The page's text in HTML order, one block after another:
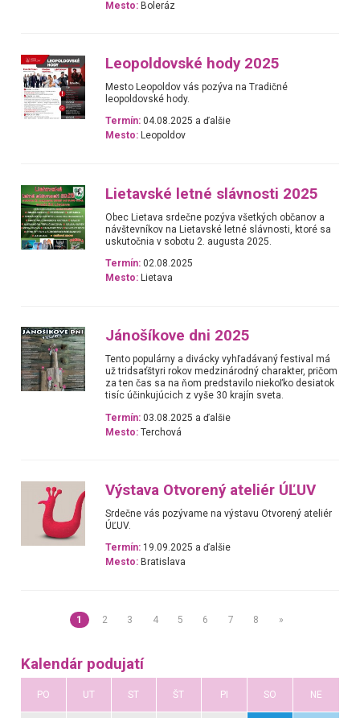
Mesto: Boleráz
Leopoldovské hody 2025
Mesto Leopoldov vás pozýva na Tradičné
leopoldovské hody.
Termín: 04.08.2025 a ďalšie
Mesto: Leopoldov
Lietavské letné slávnosti 2025
Obec Lietava srdečne pozýva všetkých občanov a
návštevníkov na Lietavské letné slávnosti, ktoré sa
uskutočnia v sobotu 2. augusta 2025.
Termín: 02.08.2025
Mesto: Lietava
Jánošíkove dni 2025
Tento populárny a divácky vyhľadávaný festival má
už tridsaťštyri rokov medzinárodný charakter, pričom
za ten čas sa na ňom predstavilo niekoľko desiatok
tisíc účinkujúcich z vyše 30 krajín sveta.
Termín: 03.08.2025 a ďalšie
Mesto: Terchová
Výstava Otvorený ateliér ÚĽUV
Srdečne vás pozývame na výstavu Otvorený ateliér
ÚĽUV.
Termín: 19.09.2025 a ďalšie
Mesto: Bratislava
1 2 3 4 5 6 7 8 »
Kalendár podujatí
PO UT ST ŠT PI SO NE